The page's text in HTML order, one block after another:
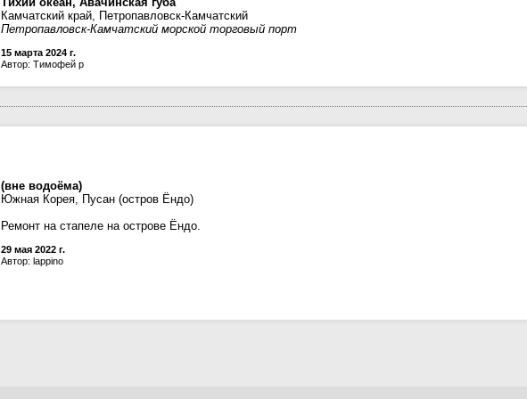
Камчатский край, Петропавловск-Камчатский
Петропавловск-Камчатский морской торговый порт
15 марта 2024 г.
Автор: Тимофей р
(вне водоёма)
Южная Корея, Пусан (остров Ёндо)
Ремонт на стапеле на острове Ёндо.
29 мая 2022 г.
Автор: lappino